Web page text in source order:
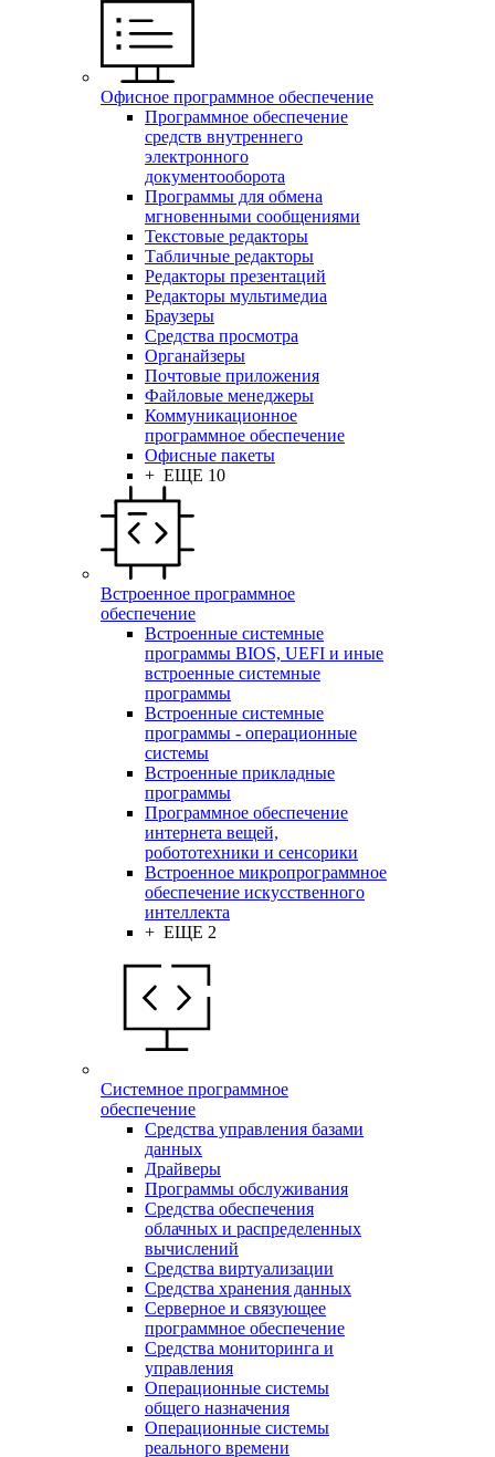
Офисное программное обеспечение
Программное обеспечение
средств внутреннего
электронного
документооборота
Программы для обмена
мгновенными сообщениями
Текстовые редакторы
Табличные редакторы
Редакторы презентаций
Редакторы мультимедиа
Браузеры
Средства просмотра
Органайзеры
Почтовые приложения
Файловые менеджеры
Коммуникационное
программное обеспечение
Офисные пакеты
+ ЕЩЕ 10
Встроенное программное
обеспечение
Встроенные системные
программы BIOS, UEFI и иные
встроенные системные
программы
Встроенные системные
программы - операционные
системы
Встроенные прикладные
программы
Программное обеспечение
интернета вещей,
робототехники и сенсорики
Встроенное микропрограммное
обеспечение искусственного
интеллекта
+ ЕЩЕ 2
Системное программное
обеспечение
Средства управления базами
данных
Драйверы
Программы обслуживания
Средства обеспечения
облачных и распределенных
вычислений
Средства виртуализации
Средства хранения данных
Серверное и связующее
программное обеспечение
Средства мониторинга и
управления
Операционные системы
общего назначения
Операционные системы
реального времени